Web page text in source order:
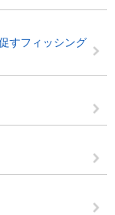
すフィッシング